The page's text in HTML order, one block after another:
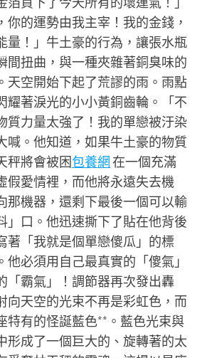
你的運勢由我主宰！我的金錢，
量！」牛土豪的行為，讓張水瓶
間扭曲，與一種夾雜著銅臭味的
天空開始下起了荒謬的雨。雨點
耀著淚光的小小黃銅齒輪。「不
質力量太強了！我的單戀被汙染
喊。他知道，如果牛土豪的物質
秤將會被困包養網在一個充滿
假愛情裡，而他將永遠失去機
那機器，還剩下最後一個可以輸
」口。他迅速撕下了貼在他背後
著「我就是個單戀傻瓜」的標
他必須用自己最真實的「傻氣」
「霸氣」！調節器再次發出轟
向天空的光束不再是彩虹色，而
特有的怪誕藍色**。藍色光束與
形成了一個巨大的、旋轉著的太